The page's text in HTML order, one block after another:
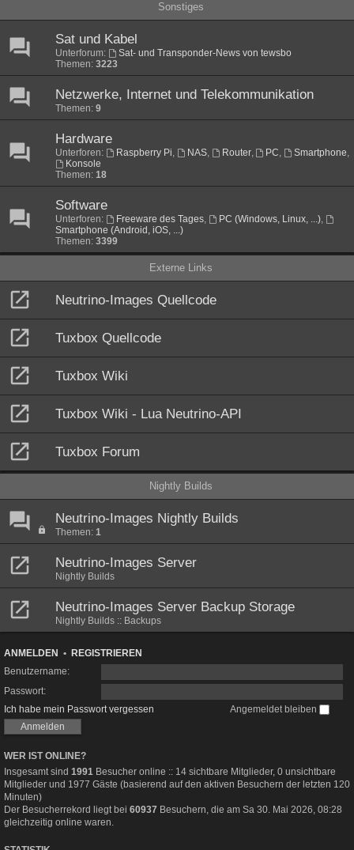
Sonstiges
Sat und Kabel
Unterforum:
Sat- und Transponder-News von tewsbo
Themen: 3223
Netzwerke, Internet und Telekommunikation
Themen: 9
Hardware
Unterforen: Raspberry Pi, NAS, Router, PC, Smartphone,
Konsole
Themen: 18
Software
Unterforen: Freeware des Tages, PC (Windows, Linux, ...),
Smartphone (Android, iOS, ...)
Themen: 3399
Externe Links
Neutrino-Images Quellcode
Tuxbox Quellcode
Tuxbox Wiki
Tuxbox Wiki - Lua Neutrino-API
Tuxbox Forum
Nightly Builds
Neutrino-Images Nightly Builds
Themen: 1
Neutrino-Images Server
Nightly Builds
Neutrino-Images Server Backup Storage
Nightly Builds :: Backups
ANMELDEN • REGISTRIEREN
Benutzername:
Passwort:
Ich habe mein Passwort vergessen
Angemeldet bleiben
WER IST ONLINE?
Insgesamt sind 1991 Besucher online :: 14 sichtbare Mitglieder, 0 unsichtbare
Mitglieder und 1977 Gäste (basierend auf den aktiven Besuchern der letzten 120
Minuten)
Der Besucherrekord liegt bei 60937 Besuchern, die am Sa 30. Mai 2026, 08:28
gleichzeitig online waren.